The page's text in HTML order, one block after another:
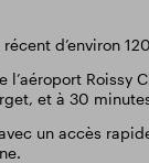
d’environ
l’aéroport Roissy
et à 30
un accès rapide